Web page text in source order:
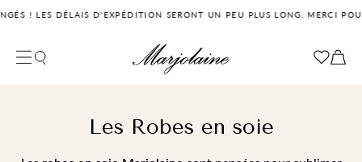
Votre panier est vide pour le moment
DÉLAIS D'EXPÉDITION SERONT UN PEU PLUS LONG. MERCI POUR
Les Robes en soie